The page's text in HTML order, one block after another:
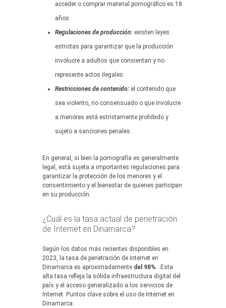
acceder o comprar material pornográfico es 18
años.
Regulaciones de producción: existen leyes
estrictas para garantizar que la producción
involucre a adultos que consientan y no
represente actos ilegales.
Restricciones de contenido: el contenido que
sea violento, no consensuado o que involucre
a menores está estrictamente prohibido y
sujeto a sanciones penales.
En general, si bien la pornografía es generalmente
legal, está sujeta a importantes regulaciones para
garantizar la protección de los menores y el
consentimiento y el bienestar de quienes participan
en su producción.
¿Cuál es la tasa actual de penetración
de Internet en Dinamarca?
Según los datos más recientes disponibles en
2023, la tasa de penetración de Internet en
Dinamarca es aproximadamente del 98% . Esta
alta tasa refleja la sólida infraestructura digital del
país y el acceso generalizado a los servicios de
Internet. Puntos clave sobre el uso de Internet en
Dinamarca: